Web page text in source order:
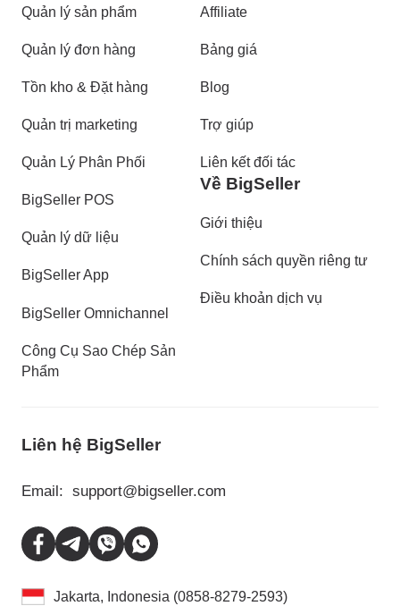
Quản lý sản phẩm
Quản lý đơn hàng
Tồn kho & Đặt hàng
Quản trị marketing
Quản Lý Phân Phối
BigSeller POS
Quản lý dữ liệu
BigSeller App
BigSeller Omnichannel
Công Cụ Sao Chép Sản
Phẩm
Affiliate
Bảng giá
Blog
Trợ giúp
Liên kết đối tác
Về BigSeller
Giới thiệu
Chính sách quyền riêng tư
Điều khoản dịch vụ
Liên hệ BigSeller
Email: support@bigseller.com
Jakarta, Indonesia (0858-8279-2593)